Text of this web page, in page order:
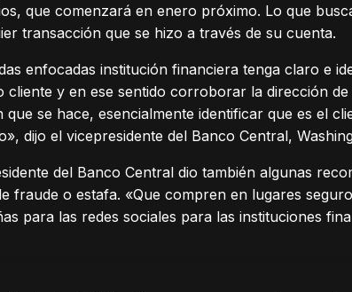
que comenzará en enero próximo. Lo que
transacción que se hizo a través de su cuenta.
enfocadas institución financiera tenga claro e
cliente y en ese sentido corroborar la dirección
que se hace, esencialmente identificar que es el
dijo el vicepresidente del Banco Central,
del Banco Central dio también algunas
fraude o estafa. «Que compren en lugares
para las redes sociales para las instituciones